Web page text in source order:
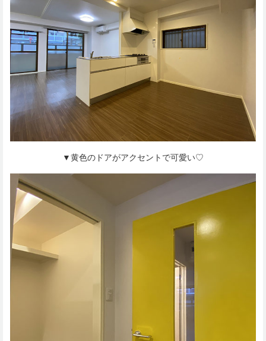
▼黄色のドアがアクセントで可愛い♡